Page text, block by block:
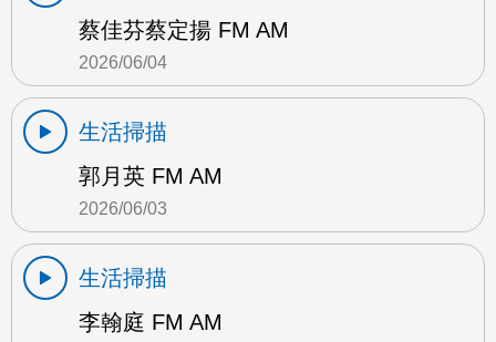
蔡佳芬蔡定揚 FM AM
2026/06/04
生活掃描
郭月英 FM AM
2026/06/03
生活掃描
李翰庭 FM AM